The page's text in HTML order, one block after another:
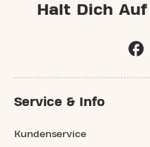
Halt Dich Auf
Service & Info
Kundenservice